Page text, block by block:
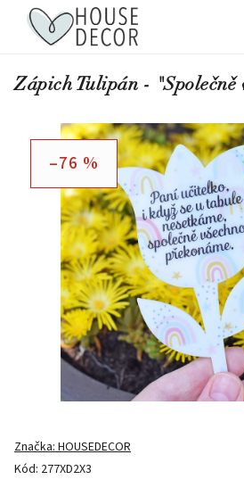
Zápich Tulipán - "Společně
–76 %
Kód: 277XD2X3
Značka:HOUSEDECOR